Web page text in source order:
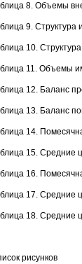
8. Объемы
9. Структура
10.
11. Объемы
12. Баланс
13. Баланс
14.
15. Средние
16.
17. Средние
18. Средние
рисунков